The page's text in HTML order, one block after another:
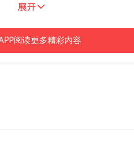
：“你会不会觉得我的工
重要的价值？
高低排序。但今天，越
阅读更多精彩内容